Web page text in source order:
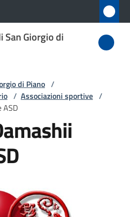
San Giorgio di
di Piano /
/ Associazioni sportive /
ASD